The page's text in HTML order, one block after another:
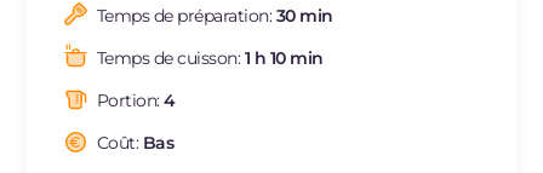
BR
NL
Temps de préparation:30 min
Temps de cuisson:1 h 10 min
Portion:4
Coût: Bas